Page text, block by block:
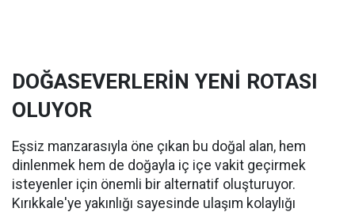
DOĞASEVERLERİN YENİ ROTASI
OLUYOR
Eşsiz manzarasıyla öne çıkan bu doğal alan, hem
dinlenmek hem de doğayla iç içe vakit geçirmek
isteyenler için önemli bir alternatif oluşturuyor.
Kırıkkale'ye yakınlığı sayesinde ulaşım kolaylığı